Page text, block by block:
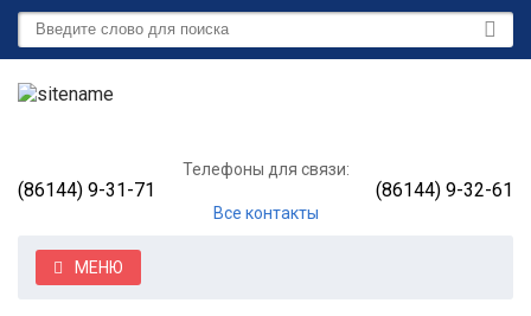
Телефоны для связи:
(86144) 9-31-71 (86144) 9-32-61
Все контакты
МЕНЮ